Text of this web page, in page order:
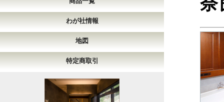
わが社情報
地図
特定商取引